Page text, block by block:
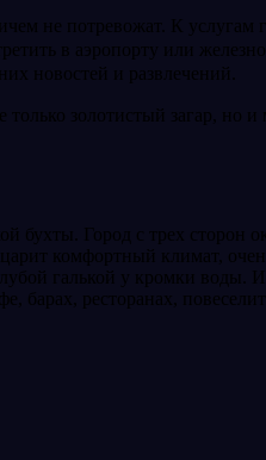
не потревожат. К услугам
в аэропорту или
новостей и развлечений.
золотистый загар, но и
бухты. Город с трех
комфортный климат,
галькой у кромки воды.
ресторанах,